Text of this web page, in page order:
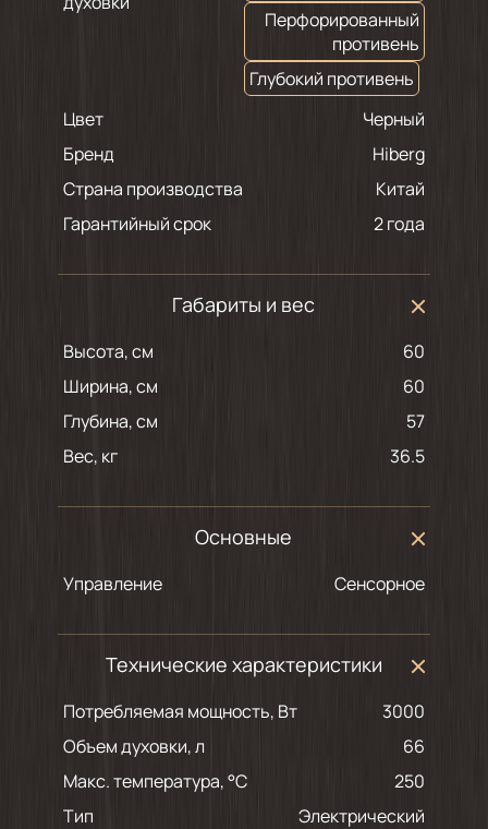
Перфорированный
противень
Глубокий противень
Цвет
черный
Бренд
Hiberg
Страна производства
Китай
Гарантийный срок
2 года
Габариты и вес
Высота, см
60
Ширина, см
60
Глубина, см
57
Вес, кг
36.5
Основные
Управление Сенсорное
Технические характеристики
Потребляемая мощность, Вт
3000
Объем духовки, л
66
Макс. температура, °С
250
Тип
Электрический